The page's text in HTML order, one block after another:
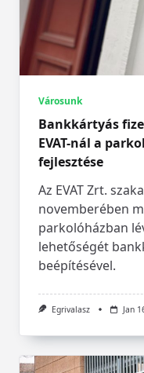
Városunk
Bankkártyás
EVAT-nál a
fejlesztése
Az EVAT Zrt.
novemberében
parkolóházban
lehetőségét
beépítésével.
Egrivalasz Jan